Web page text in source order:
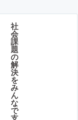
社
会
課
題
の
解
決
を
み
ん
な
で